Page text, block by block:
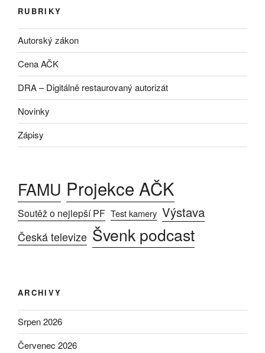
RUBRIKY
Autorský zákon
Cena AČK
DRA – Digitálně restaurovaný autorizát
Novinky
Zápisy
FAMU Projekce AČK
Soutěž o nejlepší PF Test kamery Výstava
Česká televize Švenk podcast
ARCHIVY
Srpen 2026
Červenec 2026